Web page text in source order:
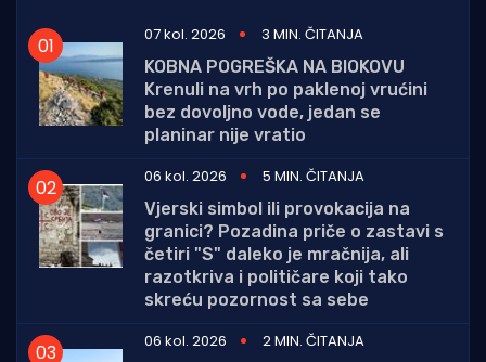
07 kol. 2026
3 MIN. ČITANJA
KOBNA POGREŠKA NA BIOKOVU
Krenuli na vrh po paklenoj vrućini
bez dovoljno vode, jedan se
planinar nije vratio
06 kol. 2026
5 MIN. ČITANJA
Vjerski simbol ili provokacija na
granici? Pozadina priče o zastavi s
četiri "S" daleko je mračnija, ali
razotkriva i političare koji tako
skreću pozornost sa sebe
06 kol. 2026
2 MIN. ČITANJA